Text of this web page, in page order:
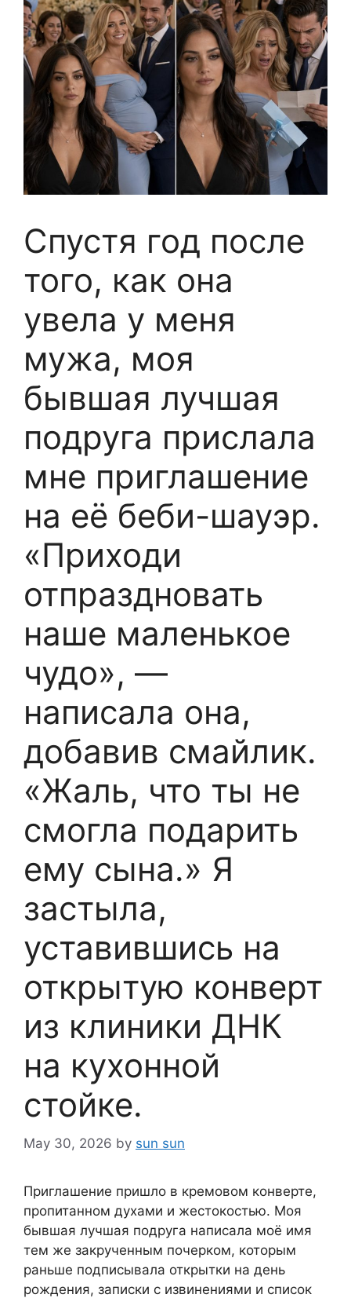
Спустя год после
того, как она
увела у меня
мужа, моя
бывшая лучшая
подруга прислала
мне приглашение
на её беби-шауэр.
«Приходи
отпраздновать
наше маленькое
чудо», —
написала она,
добавив смайлик.
«Жаль, что ты не
смогла подарить
ему сына.» Я
застыла,
уставившись на
открытую конверт
из клиники ДНК
на кухонной
стойке.
May 30, 2026 by sun sun
Приглашение пришло в кремовом конверте,
пропитанном духами и жестокостью. Моя
бывшая лучшая подруга написала моё имя
тем же закрученным почерком, которым
раньше подписывала открытки на день
рождения, записки с извинениями и список